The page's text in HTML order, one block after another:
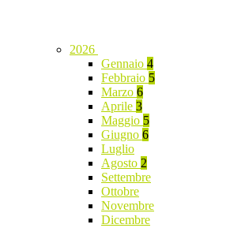
2026
Gennaio 4
Febbraio 5
Marzo 6
Aprile 3
Maggio 5
Giugno 6
Luglio
Agosto 2
Settembre
Ottobre
Novembre
Dicembre